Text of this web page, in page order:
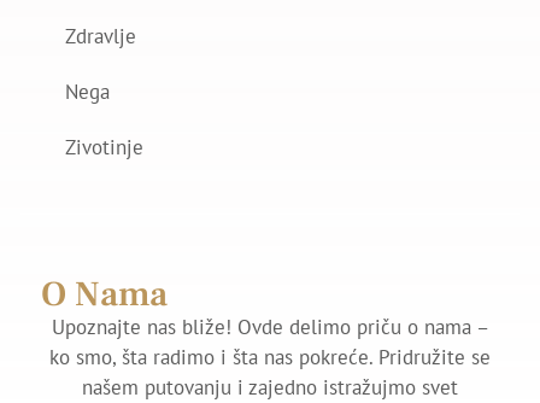
Zdravlje
Nega
Zivotinje
O Nama
Upoznajte nas bliže! Ovde delimo priču o nama –
ko smo, šta radimo i šta nas pokreće. Pridružite se
našem putovanju i zajedno istražujmo svet